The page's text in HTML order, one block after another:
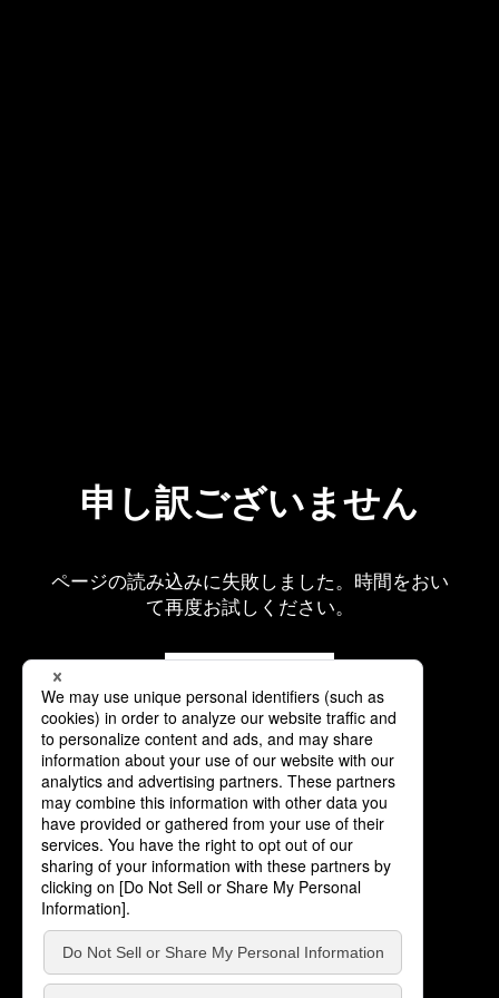
申し訳ございません
ページの読み込みに失敗しました。時間をおい
て再度お試しください。